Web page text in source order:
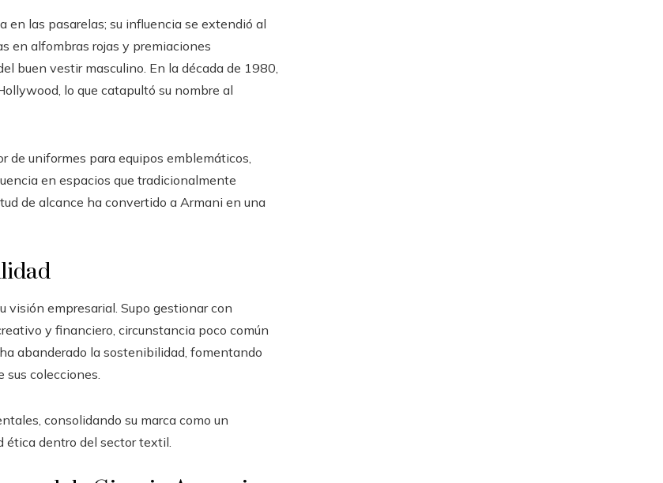
en las pasarelas; su influencia se extendió al
en alfombras rojas y premiaciones
buen vestir masculino. En la década de 1980,
lo que catapultó su nombre al
de uniformes para equipos emblemáticos,
en espacios que tradicionalmente
de alcance ha convertido a Armani en una
visión empresarial. Supo gestionar con
y financiero, circunstancia poco común
abanderado la sostenibilidad, fomentando
colecciones.
consolidando su marca como un
ética dentro del sector textil.